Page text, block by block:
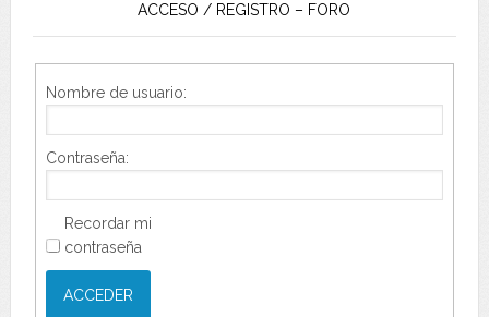
ACCESO / REGISTRO – FORO
Nombre de usuario:
Contraseña:
Recordar mi
contraseña
ACCEDER